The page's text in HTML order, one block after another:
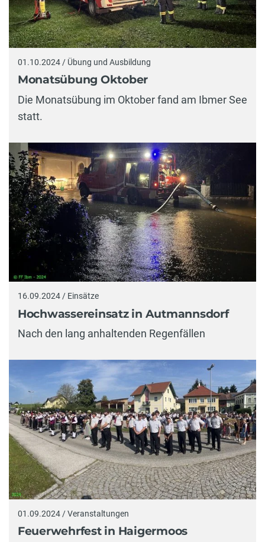
01.10.2024 / Übung und Ausbildung
Monatsübung Oktober
Die Monatsübung im Oktober fand am Ibmer See
statt.
16.09.2024 / Einsätze
Hochwassereinsatz in Autmannsdorf
Nach den lang anhaltenden Regenfällen
01.09.2024 / Veranstaltungen
Feuerwehrfest in Haigermoos